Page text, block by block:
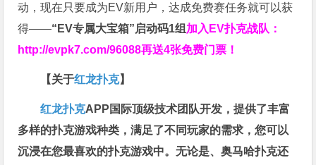
动，现在只要成为EV新用户，达成免费赛任务就可以获
得——“EV专属大宝箱”启动码1组 加入EV扑克战队：
http://evpk7.com/96088再送4张免费门票！
【关于红龙扑克】
红龙扑克APP国际顶级技术团队开发，提供了丰富
多样的扑克游戏种类，满足了不同玩家的需求，您可以
沉浸在您最喜欢的扑克游戏中。无论是、奥马哈扑克还